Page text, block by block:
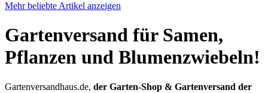
Floragard® Perlite
5,72 €
Mehr beliebte Artikel anzeigen
Gartenversand für Samen,
Pflanzen und Blumenzwiebeln!
Gartenversandhaus.de, der Garten-Shop & Gartenversand der